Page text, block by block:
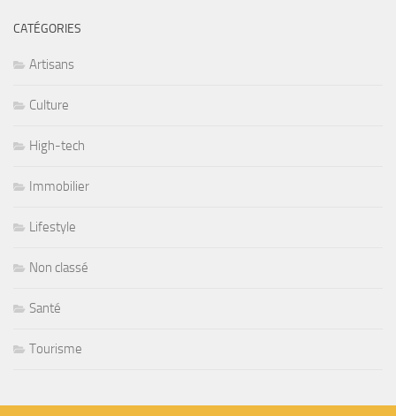
CATÉGORIES
Artisans
Culture
High-tech
Immobilier
Lifestyle
Non classé
Santé
Tourisme